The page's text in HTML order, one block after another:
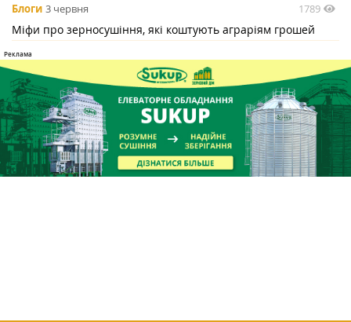
Блоги 3 червня 1789
Міфи про зерносушіння, які коштують аграріям грошей